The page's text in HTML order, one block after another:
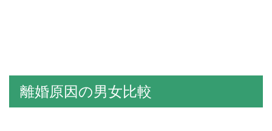
離婚原因の男女比較